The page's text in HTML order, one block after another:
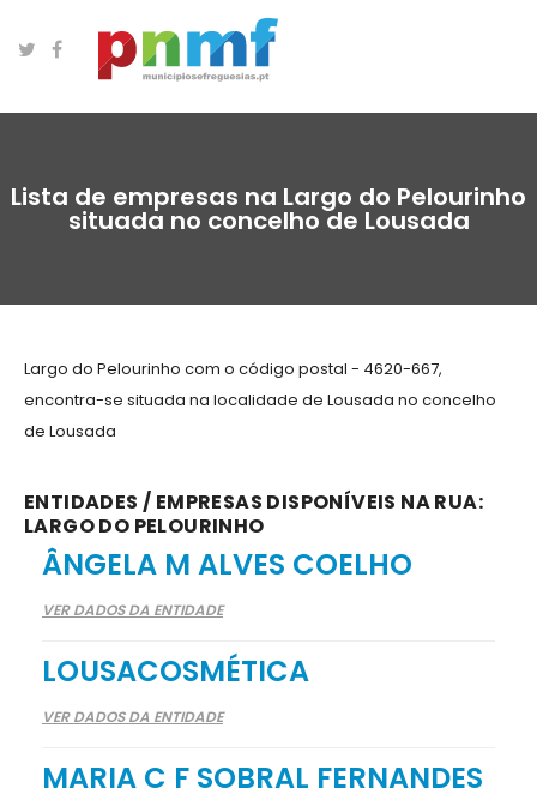
Lista de empresas na Largo do Pelourinho
situada no concelho de Lousada
Largo do Pelourinho com o código postal - 4620-667,
encontra-se situada na localidade de Lousada no concelho
de Lousada
ENTIDADES / EMPRESAS DISPONÍVEIS NA RUA:
LARGO DO PELOURINHO
ÂNGELA M ALVES COELHO
VER DADOS DA ENTIDADE
LOUSACOSMÉTICA
VER DADOS DA ENTIDADE
MARIA C F SOBRAL FERNANDES